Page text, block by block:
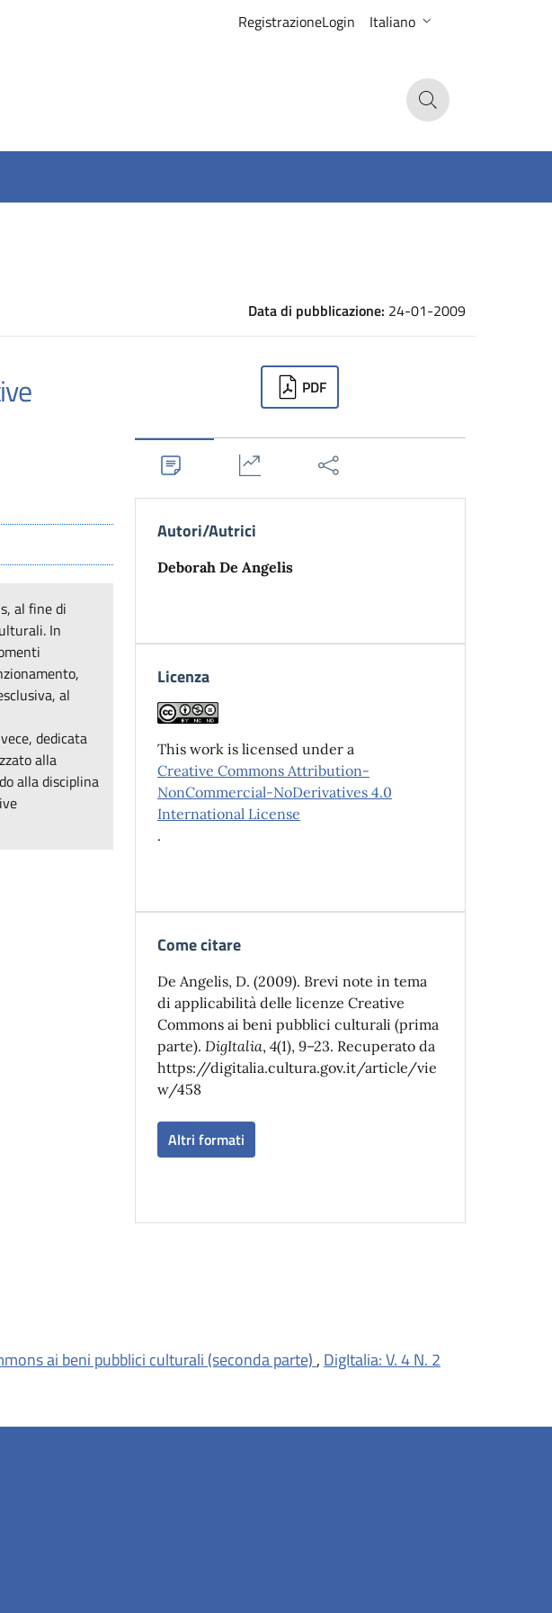
RegistrazioneLogin Italiano
Data di pubblicazione: 24-01-2009
al fine di
In
al
dedicata
alla
alla disciplina
PDF
Autori/Autrici
Deborah De Angelis
Licenza
This work is licensed under a
Creative Commons Attribution-
NonCommercial-NoDerivatives 4.0
International License
.
Come citare
De Angelis, D. (2009). Brevi note in tema
di applicabilità delle licenze Creative
Commons ai beni pubblici culturali (prima
parte). DigItalia, 4(1), 9–23. Recuperato da
https://digitalia.cultura.gov.it/article/vie
w/458
Altri formati
ai beni pubblici culturali (seconda parte) , DigItalia: V. 4 N. 2